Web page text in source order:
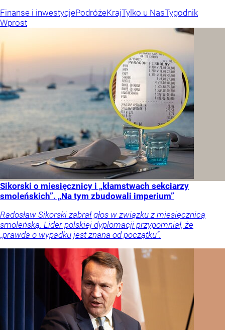
Finanse i inwestycjePodróżeKrajTylko u NasTygodnik
Wprost
Sikorski o miesięcznicy i „kłamstwach sekciarzy
smoleńskich”. „Na tym zbudowali imperium”
Radosław Sikorski zabrał głos w związku z miesięcznicą
smoleńską. Lider polskiej dyplomacji przypomniał, że
„prawda o wypadku jest znana od początku”.